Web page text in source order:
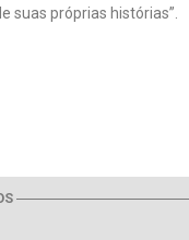
suas próprias histórias”.